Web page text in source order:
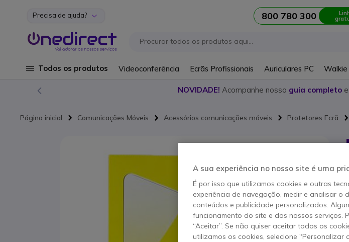
Ir para o Conteúdo
Precisa de ajuda? 800 780 300
Todos os produtos Videoconferência Ecrãs Profissionais Auriculares PC
NOVIDADE! Acompanhe nosso guia completo
Página inicial Comunicações Móveis Acessórios comunicações móveis Protetores Ecrã
A sua experiência no nosso site é uma
É por isso que utilizamos cookies e outras
experiência de navegação, medir e analisar o
conteúdos e publicidade personalizados.
funcionamento do site e dos nossos serviços.
“Aceitar”. Se não quiser aceitar todos os
utilizamos os cookies, selecione "Personalizar